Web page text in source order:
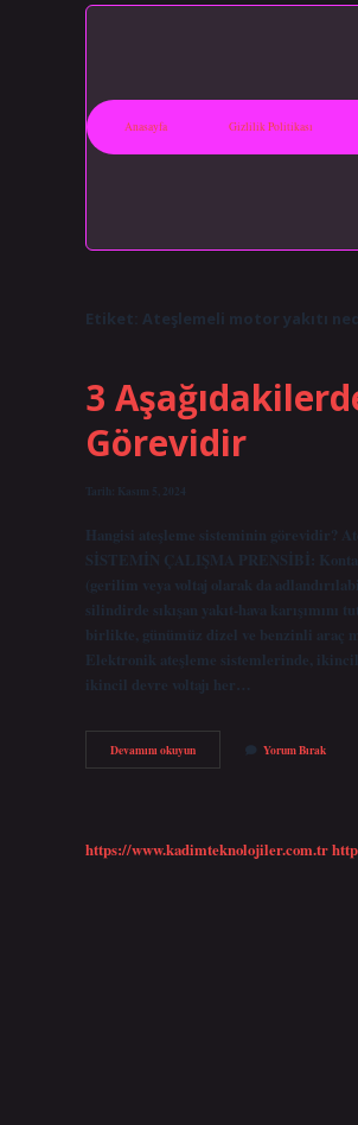
Anasayfa Gizlilik Politikası
Etiket: Ateşlemeli motor yakıtı
3
Görevidir
Tarih: Kasım 5, 2024
Hangisi ateşleme sisteminin görevidir?
SİSTEMİN ÇALIŞMA PRENSİBİ: Kontak
(gerilim veya voltaj olarak da
silindirde sıkışan yakıt-hava
birlikte, günümüz dizel ve benzinli araç
Elektronik ateşleme sistemlerinde, ikincil
ikincil devre voltajı her…
Devamını okuyun3
Aşağıdakilerden
Yorum Bırak
https://www.kadimteknolojiler.com.tr